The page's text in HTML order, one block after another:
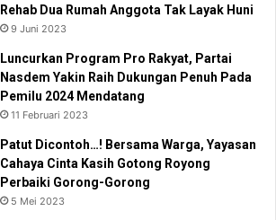
Rehab Dua Rumah Anggota Tak Layak Huni
9 Juni 2023
Luncurkan Program Pro Rakyat, Partai
Nasdem Yakin Raih Dukungan Penuh Pada
Pemilu 2024 Mendatang
11 Februari 2023
Patut Dicontoh…! Bersama Warga, Yayasan
Cahaya Cinta Kasih Gotong Royong
Perbaiki Gorong-Gorong
5 Mei 2023